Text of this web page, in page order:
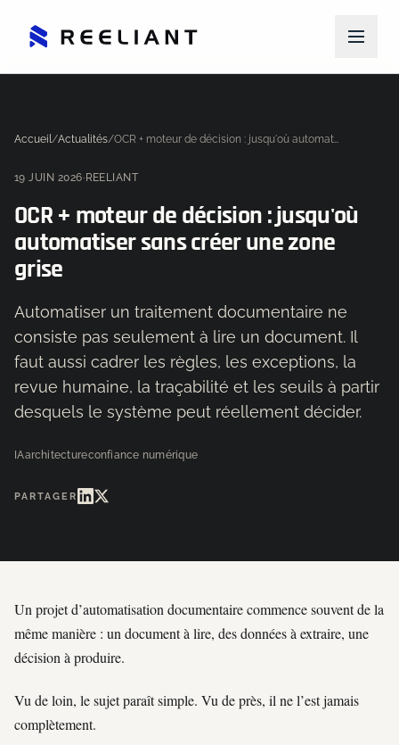
Accueil/Actualités/ OCR + moteur de décision : jusqu'où automatiser sans créer une zone grise
19 JUIN 2026·REELIANT
OCR + moteur de décision : jusqu'où
automatiser sans créer une zone
grise
Automatiser un traitement documentaire ne
consiste pas seulement à lire un document. Il
faut aussi cadrer les règles, les exceptions, la
revue humaine, la traçabilité et les seuils à partir
desquels le système peut réellement décider.
IAarchitectureconfiance numérique
PARTAGER
Un projet d’automatisation documentaire commence souvent de la
même manière : un document à lire, des données à extraire, une
décision à produire.
Vu de loin, le sujet paraît simple. Vu de près, il ne l’est jamais
complètement.